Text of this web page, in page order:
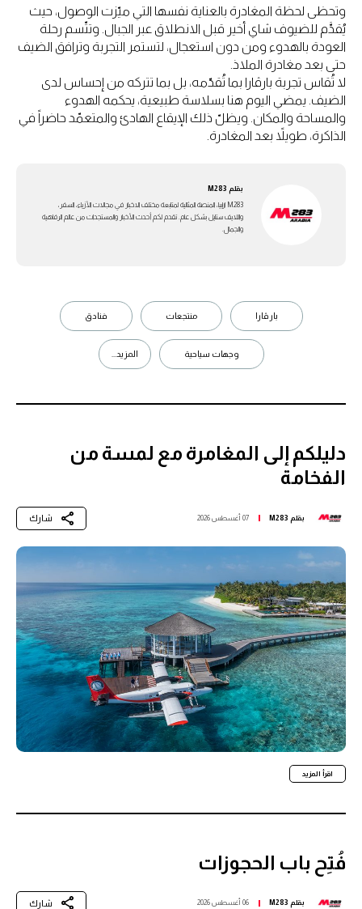
وتحظى لحظة المغادرة بالعناية نفسها التي ميّزت الوصول، حيث
يُقدَّم للضيوف شاي أخير قبل الانطلاق عبر الجبال. وتتّسم رحلة
العودة بالهدوء ومن دون استعجال، لتستمر التجربة وترافق الضيف
حتى بعد مغادرة الملاذ.
لا تُقاس تجربة بارڤارا بما تُقدّمه، بل بما تتركه من إحساس لدى
الضيف. يمضي اليوم هنا بسلاسة طبيعية، يحكمه الهدوء
والمساحة والمكان. ويظلّ ذلك الإيقاع الهادئ والمتعمّد حاضراً في
الذاكرة، طويلاً بعد المغادرة.
بقلم M283
M283 ارابيا، المنصة المثالية لمتابعة مختلف الاخبار في مجالات الأزياء، السفر،
واللايف ستايل بشكل عام. تقدم لكم أحدث الأخبار والمستجدات من عالم الرفاهية
والجمال.
بارڤارا منتجعات فنادق
وجهات سياحية المزيد...
دليلكم إلى المغامرة مع لمسة من
الفخامة
بقلم M283 07 أغسطس 2026 شارك
اقرأ المزيد
فُتِح باب الحجوزات
بقلم M283 06 أغسطس 2026 شارك